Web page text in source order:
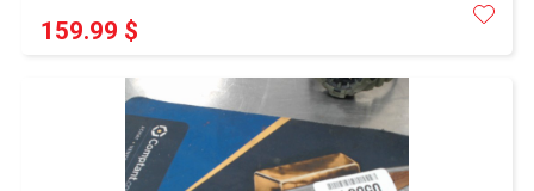
159.99 $